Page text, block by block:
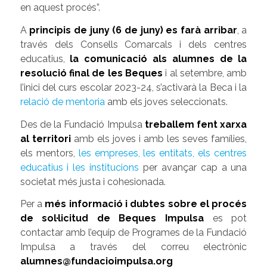
en aquest procés”.
A principis de juny (6 de juny) es farà arribar, a
través dels Consells Comarcals i dels centres
educatius, la comunicació als alumnes de la
resolució final de les Beques i al setembre, amb
l’inici del curs escolar 2023-24, s’activarà la Beca i la
relació de mentoriaamb els joves seleccionats.
Des de la Fundació Impulsa treballem fent xarxa
al territoriamb els joves i amb les seves famílies,
els mentors, les empreses, les entitats, els centres
educatius i les institucions per avançar cap a una
societat més justa i cohesionada.
Per a més informació i dubtes sobre el procés
de sol·licitud de Beques Impulsa es pot
contactar amb l’equip de Programes de la Fundació
Impulsa a través del correu electrònic
alumnes@fundacioimpulsa.org